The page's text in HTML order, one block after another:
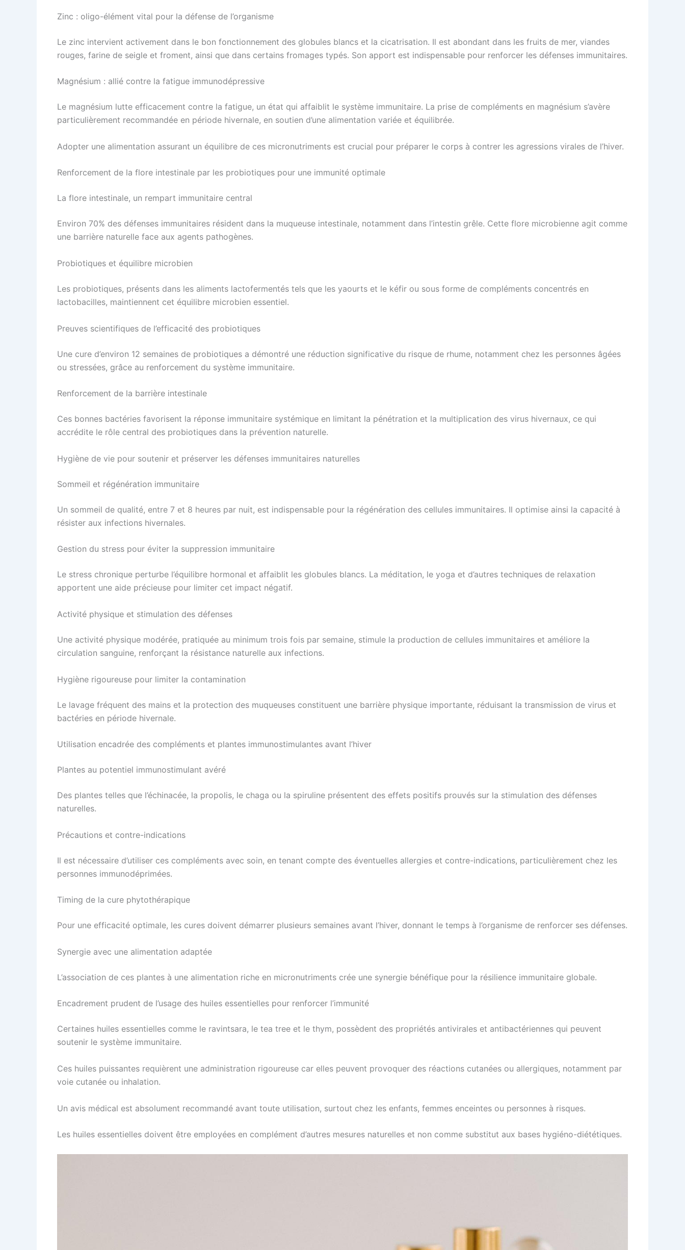
Zinc : oligo-élément vital pour la défense de l’organisme
Le zinc intervient activement dans le bon fonctionnement des globules blancs et la cicatrisation. Il est abondant dans les fruits de mer, viandes
rouges, farine de seigle et froment, ainsi que dans certains fromages typés. Son apport est indispensable pour renforcer les défenses immunitaires.
Magnésium : allié contre la fatigue immunodépressive
Le magnésium lutte efficacement contre la fatigue, un état qui affaiblit le système immunitaire. La prise de compléments en magnésium s’avère
particulièrement recommandée en période hivernale, en soutien d’une alimentation variée et équilibrée.
Adopter une alimentation assurant un équilibre de ces micronutriments est crucial pour préparer le corps à contrer les agressions virales de l’hiver.
Renforcement de la flore intestinale par les probiotiques pour une immunité optimale
La flore intestinale, un rempart immunitaire central
Environ 70% des défenses immunitaires résident dans la muqueuse intestinale, notamment dans l’intestin grêle. Cette flore microbienne agit comme
une barrière naturelle face aux agents pathogènes.
Probiotiques et équilibre microbien
Les probiotiques, présents dans les aliments lactofermentés tels que les yaourts et le kéfir ou sous forme de compléments concentrés en
lactobacilles, maintiennent cet équilibre microbien essentiel.
Preuves scientifiques de l’efficacité des probiotiques
Une cure d’environ 12 semaines de probiotiques a démontré une réduction significative du risque de rhume, notamment chez les personnes âgées
ou stressées, grâce au renforcement du système immunitaire.
Renforcement de la barrière intestinale
Ces bonnes bactéries favorisent la réponse immunitaire systémique en limitant la pénétration et la multiplication des virus hivernaux, ce qui
accrédite le rôle central des probiotiques dans la prévention naturelle.
Hygiène de vie pour soutenir et préserver les défenses immunitaires naturelles
Sommeil et régénération immunitaire
Un sommeil de qualité, entre 7 et 8 heures par nuit, est indispensable pour la régénération des cellules immunitaires. Il optimise ainsi la capacité à
résister aux infections hivernales.
Gestion du stress pour éviter la suppression immunitaire
Le stress chronique perturbe l’équilibre hormonal et affaiblit les globules blancs. La méditation, le yoga et d’autres techniques de relaxation
apportent une aide précieuse pour limiter cet impact négatif.
Activité physique et stimulation des défenses
Une activité physique modérée, pratiquée au minimum trois fois par semaine, stimule la production de cellules immunitaires et améliore la
circulation sanguine, renforçant la résistance naturelle aux infections.
Hygiène rigoureuse pour limiter la contamination
Le lavage fréquent des mains et la protection des muqueuses constituent une barrière physique importante, réduisant la transmission de virus et
bactéries en période hivernale.
Utilisation encadrée des compléments et plantes immunostimulantes avant l’hiver
Plantes au potentiel immunostimulant avéré
Des plantes telles que l’échinacée, la propolis, le chaga ou la spiruline présentent des effets positifs prouvés sur la stimulation des défenses
naturelles.
Précautions et contre-indications
Il est nécessaire d’utiliser ces compléments avec soin, en tenant compte des éventuelles allergies et contre-indications, particulièrement chez les
personnes immunodéprimées.
Timing de la cure phytothérapique
Pour une efficacité optimale, les cures doivent démarrer plusieurs semaines avant l’hiver, donnant le temps à l’organisme de renforcer ses défenses.
Synergie avec une alimentation adaptée
L’association de ces plantes à une alimentation riche en micronutriments crée une synergie bénéfique pour la résilience immunitaire globale.
Encadrement prudent de l’usage des huiles essentielles pour renforcer l’immunité
Certaines huiles essentielles comme le ravintsara, le tea tree et le thym, possèdent des propriétés antivirales et antibactériennes qui peuvent
soutenir le système immunitaire.
Ces huiles puissantes requièrent une administration rigoureuse car elles peuvent provoquer des réactions cutanées ou allergiques, notamment par
voie cutanée ou inhalation.
Un avis médical est absolument recommandé avant toute utilisation, surtout chez les enfants, femmes enceintes ou personnes à risques.
Les huiles essentielles doivent être employées en complément d’autres mesures naturelles et non comme substitut aux bases hygiéno-diététiques.